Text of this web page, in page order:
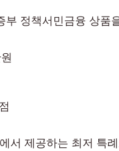
정책서민금융 상품
서 제공하는 최저 특